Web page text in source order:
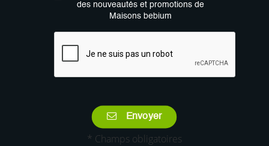
des nouveautés et promotions de
Maisons bebium
Envoyer
* Champs obligatoires